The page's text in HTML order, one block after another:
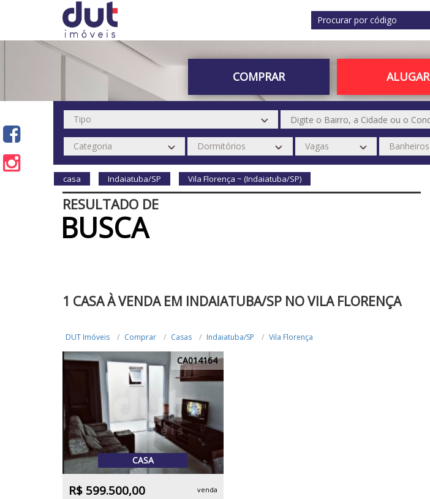
COMPRAR ALUGAR
casa Indaiatuba/SP Vila Florença ~ (Indaiatuba/SP)
RESULTADO DE
BUSCA
1 CASA À VENDA EM INDAIATUBA/SP NO VILA FLORENÇA
DUT Imóveis Comprar Casas Indaiatuba/SP Vila Florença
CA014164
CASA
R$ 599.500,00 venda